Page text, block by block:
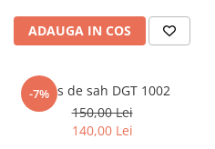
Piese De Sah Tematice Din Plastic
Piese Din Plastic
Piese rezerva
Piese sah electronice
ADAUGA IN COS
-7%
Ceas de sah DGT 1002
150,00 Lei
140,00 Lei